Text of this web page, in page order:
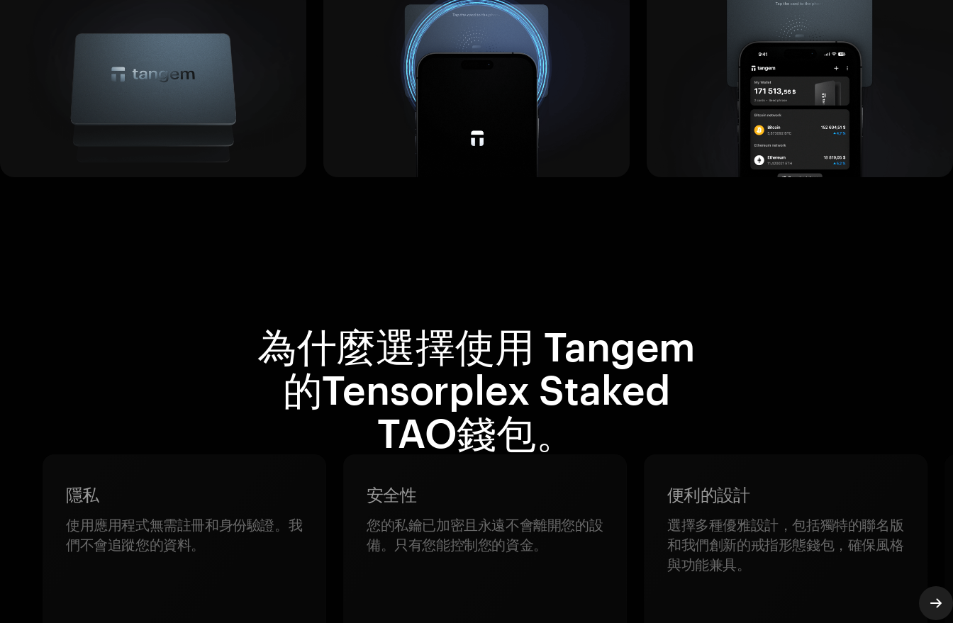
為什麼選擇使用 Tangem
的Tensorplex Staked
TAO錢包。
隱私
使用應用程式無需註冊和身份驗證。我
們不會追蹤您的資料。
安全性
您的私鑰已加密且永遠不會離開您的設
備。只有您能控制您的資金。
便利的設計
選擇多種優雅設計，包括獨特的聯名版
和我們創新的戒指形態錢包，確保風格
與功能兼具。